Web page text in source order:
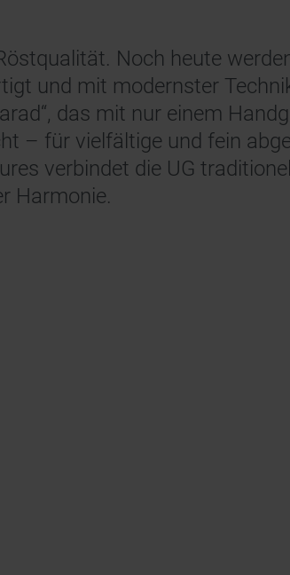
Noch heute
und mit modernster
das mit nur einem
– für vielfältige und fein
verbindet die UG
Harmonie.